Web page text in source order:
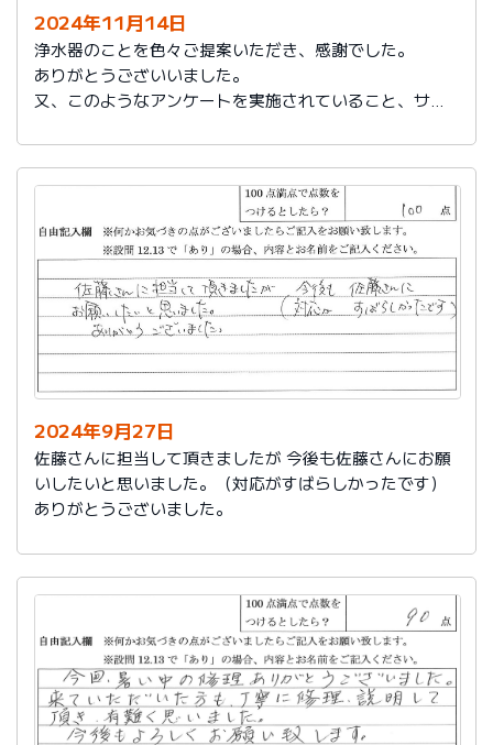
2024年11月14日
浄水器のことを色々ご提案いただき、感謝でした。
ありがとうございいました。
又、このようなアンケートを実施されていること、サポ
2024年9月27日
佐藤さんに担当して頂きましたが 今後も佐藤さんにお願
いしたいと思いました。（対応がすばらしかったです）
ありがとうございました。